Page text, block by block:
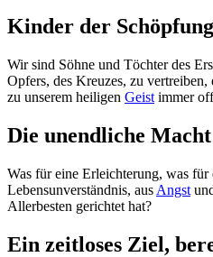
Kinder der Schöpfung
Wir sind Söhne und Töchter des
Opfers, des Kreuzes, zu
zu unserem heiligen Geist immer
Die unendliche
Was für eine Erleichterung, was
Lebensunverständnis, aus Angst
Allerbesten gerichtet hat?
Ein zeitloses Ziel,